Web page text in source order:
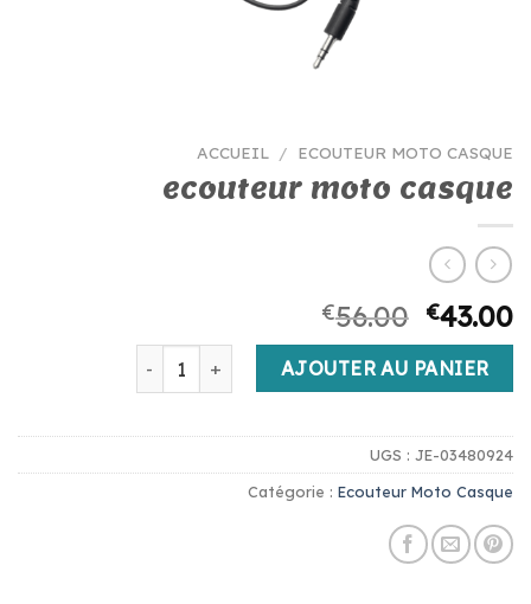
ACCUEIL / ECOUTEUR MOTO CASQUE
ecouteur moto casque
€56.00 €43.00
quantité de ecouteur moto casque
AJOUTER AU PANIER
UGS : JE-03480924
Catégorie : Ecouteur Moto Casque